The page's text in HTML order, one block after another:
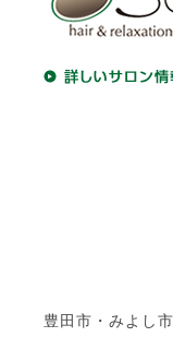
豊田市・みよし